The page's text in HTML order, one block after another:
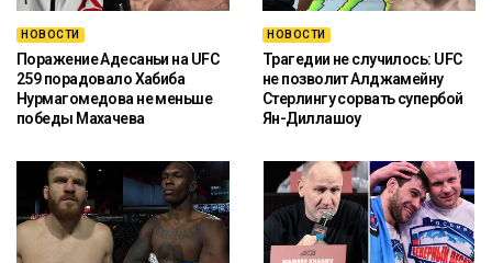
НОВОСТИ
Поражение Адесаньи на UFC
259 порадовало Хабиба
Нурмагомедова не меньше
победы Махачева
НОВОСТИ
Трагедии не случилось: UFC
не позволит Алджамейну
Стерлингу сорвать супербой
Ян-Диллашоу